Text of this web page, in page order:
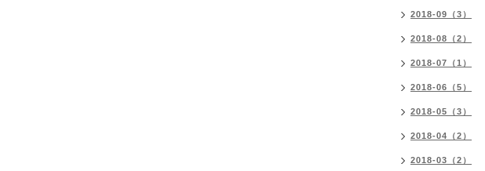
2018-09（3）
2018-08（2）
2018-07（1）
2018-06（5）
2018-05（3）
2018-04（2）
2018-03（2）